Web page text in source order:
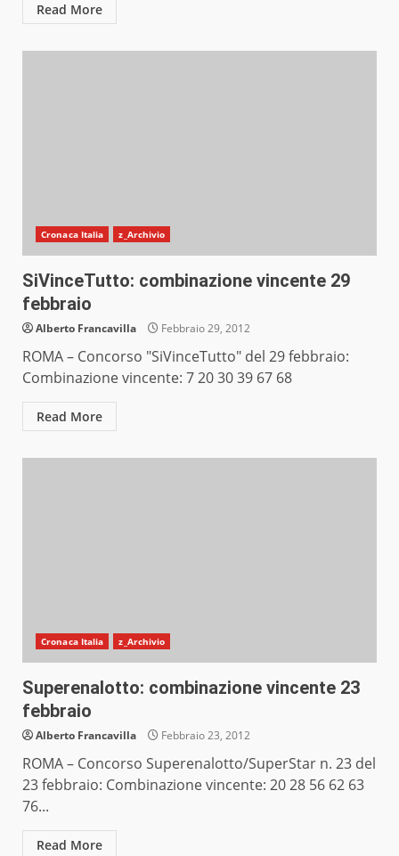
Read More
Cronaca Italia z_Archivio
SiVinceTutto: combinazione vincente 29
febbraio
Alberto Francavilla Febbraio 29, 2012
ROMA – Concorso "SiVinceTutto" del 29 febbraio:
Combinazione vincente: 7 20 30 39 67 68
Read More
Cronaca Italia z_Archivio
Superenalotto: combinazione vincente 23
febbraio
Alberto Francavilla Febbraio 23, 2012
ROMA – Concorso Superenalotto/SuperStar n. 23 del
23 febbraio: Combinazione vincente: 20 28 56 62 63
76...
Read More